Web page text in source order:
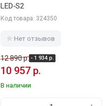
LED-S2
Код товара: 324350
Нет отзывов
12 890 р. - 1 934 р.
10 957 р.
В наличии